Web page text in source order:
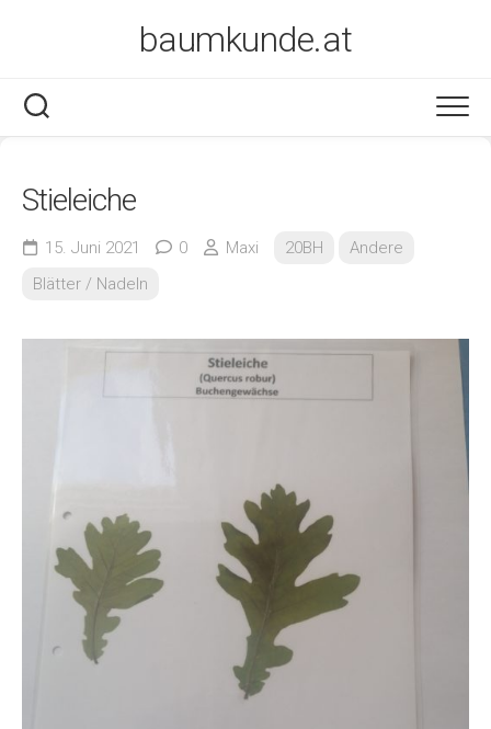
baumkunde.at
Stieleiche
15. Juni 2021 0 Maxi 20BH
Andere
Blätter / Nadeln